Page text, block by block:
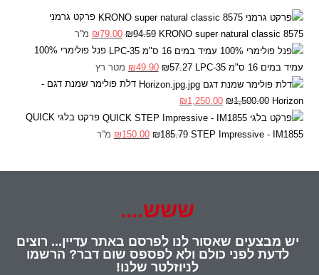
פרקט גרמני
KRONO super natural classic 8575
₪94.59
₪79.00
מ''ר
פנל פולימרי 100%
עמיד במים 16 ס"מ LPC-35
₪57.27
₪49.90
מטר רץ
דלת פולימר שמנת דגם -
Horizon
₪1,500.00
₪1,250.00
פרקט בלגי QUICK
STEP Impressive - IM1855
₪185.79
₪150.00 מ''ר
ששש....
יש מבצעים שאסור לנו לפרסם באתר עדיין... רוצים
לדעת לפני כולם ולא לפספס שום דבר? הרשמו
לניוזלטר שלנו!